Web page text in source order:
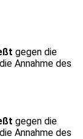
gegen die
Annahme des
gegen die
Annahme des